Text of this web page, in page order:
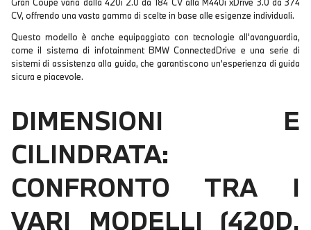
Gran Coupé varia dalla 420i 2.0 da 184 CV alla M440i xDrive 3.0 da 374
CV, offrendo una vasta gamma di scelte in base alle esigenze individuali.
Questo modello è anche equipaggiato con tecnologie all'avanguardia,
come il sistema di infotainment BMW ConnectedDrive e una serie di
sistemi di assistenza alla guida, che garantiscono un'esperienza di guida
sicura e piacevole.
DIMENSIONI E
CILINDRATA:
CONFRONTO TRA I
VARI MODELLI (420D,